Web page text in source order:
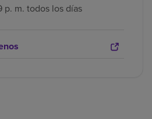
p. m. todos los días